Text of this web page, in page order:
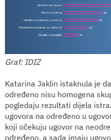
Graf: IDIZ
Katarina Jaklin istaknula je
određeno nisu homogena
pogledaju rezultati dijela
ugovora na određeno u
koji očekuju ugovor na
određeno, a sada imaju